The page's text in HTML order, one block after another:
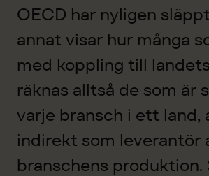
OECD har nyligen
annat visar hur många
med koppling till
räknas alltså de som
varje bransch i ett
indirekt som leverantör
branschens